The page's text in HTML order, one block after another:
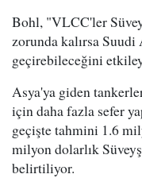
Bohl, "VLCC'ler
zorunda kalırsa
geçirebileceğini
Asya'ya giden
için daha fazla sefer
geçişte tahmini 1.6
milyon dolarlık
belirtiliyor.